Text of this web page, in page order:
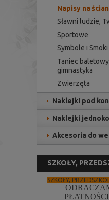
Napisy na
Sławni ludzie,
Sportowe
Symbole i Smoki
Taniec
gimnastyka
Zwierzęta
Naklejki pod
Naklejki
Akcesoria do
SZKOŁY,
SZKOŁY,